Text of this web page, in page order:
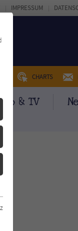
CHARTS
& TV
IMPRESSUM